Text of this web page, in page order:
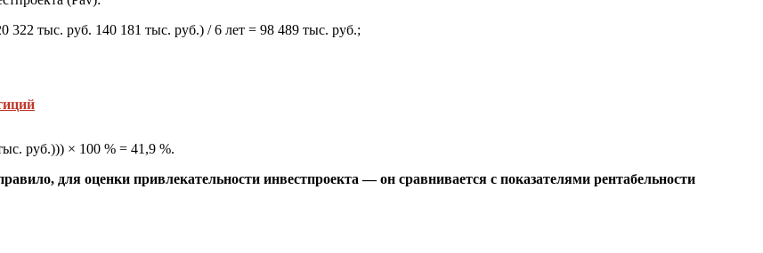
322 тыс. руб. 140 181 тыс. руб.) / 6 лет = 98 489 тыс. руб.;
руб.))) × 100 % = 41,9 %.
для оценки привлекательности инвестпроекта — он сравнивается с показателями рентабельности